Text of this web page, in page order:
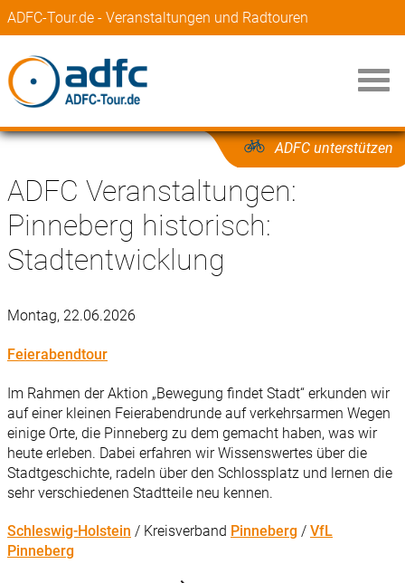
ADFC-Tour.de - Veranstaltungen und Radtouren
ADFC unterstützen
ADFC Veranstaltungen:
Pinneberg historisch:
Stadtentwicklung
Montag, 22.06.2026
Feierabendtour
Im Rahmen der Aktion „Bewegung findet Stadt“ erkunden wir
auf einer kleinen Feierabendrunde auf verkehrsarmen Wegen
einige Orte, die Pinneberg zu dem gemacht haben, was wir
heute erleben. Dabei erfahren wir Wissenswertes über die
Stadtgeschichte, radeln über den Schlossplatz und lernen die
sehr verschiedenen Stadtteile neu kennen.
Schleswig-Holstein / Kreisverband Pinneberg / VfL
Pinneberg